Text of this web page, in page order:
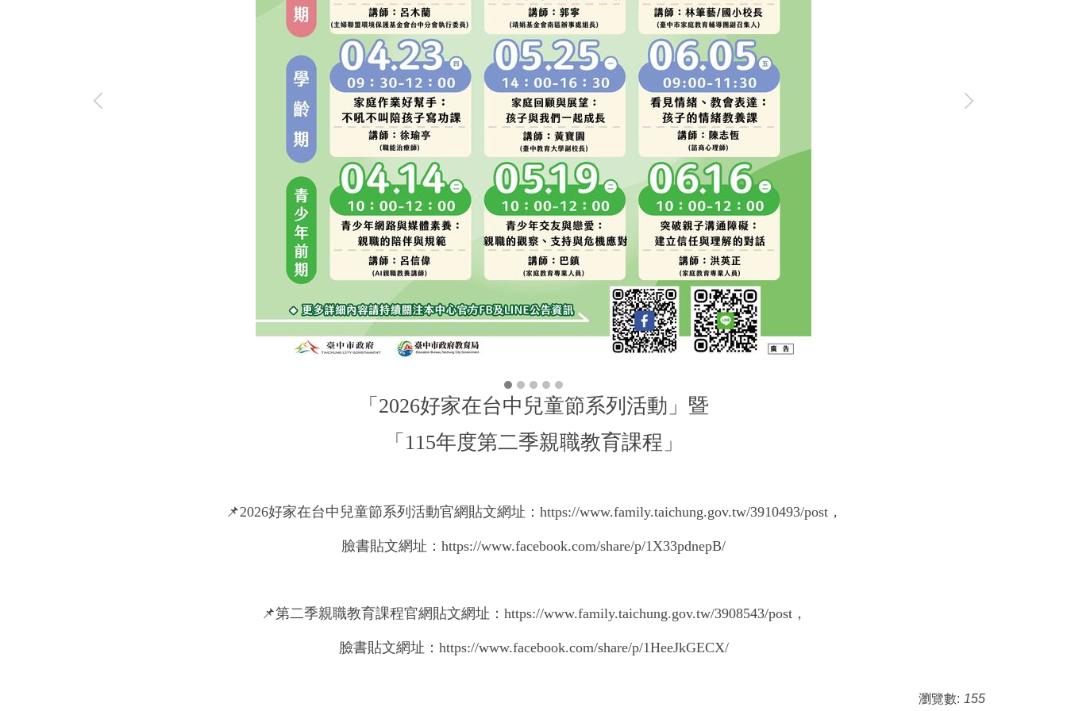
「2026好家在台中兒童節系列活動」暨
「115年度第二季親職教育課程」
📌2026好家在台中兒童節系列活動官網貼文網址：https://www.family.taichung.gov.tw/3910493/post，
臉書貼文網址：https://www.facebook.com/share/p/1X33pdnepB/
📌第二季親職教育課程官網貼文網址：https://www.family.taichung.gov.tw/3908543/post，
臉書貼文網址：https://www.facebook.com/share/p/1HeeJkGECX/
瀏覽數: 155